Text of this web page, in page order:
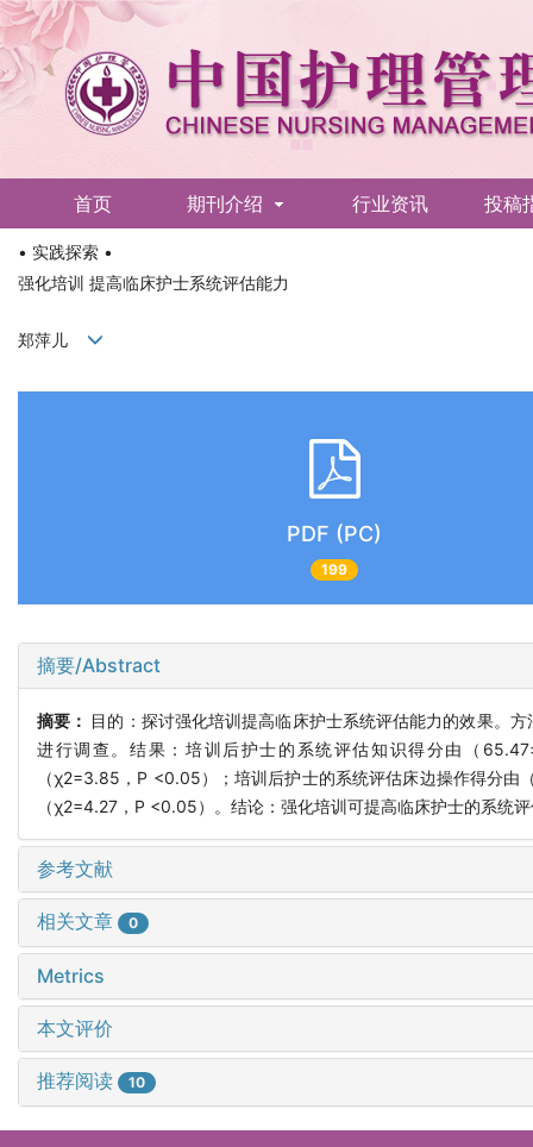
首页 期刊介绍 行业资讯 投稿
English
• 实践探索 •
强化培训 提高临床护士系统评估能力
郑萍儿
PDF (PC)
199
摘要/Abstract
摘要： 目的：探讨强化培训提高临床护士系统评估能力的效果。
进行调查。结果：培训后护士的系统评估知识得分由（
（χ2=3.85，P <0.05）；培训后护士的系统评估床边操作得分
（χ2=4.27，P <0.05）。结论：强化培训可提高临床护士的系统
参考文献
相关文章 0
Metrics
本文评价
推荐阅读 10